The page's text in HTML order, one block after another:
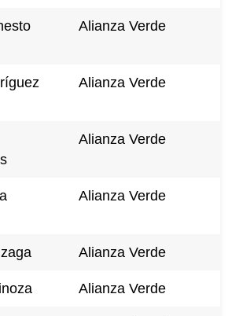
Alianza Verde
Alianza Verde
Alianza Verde
Alianza Verde
Alianza Verde
Alianza Verde